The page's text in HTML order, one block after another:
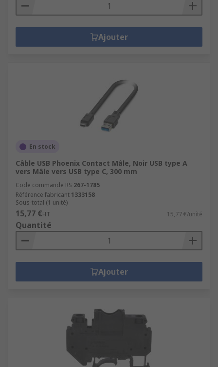
Ajouter
En stock
Câble USB Phoenix Contact Mâle, Noir USB type A
vers Mâle vers USB type C, 300 mm
Code commande RS 267-1785
Référence fabricant 1333158
Sous-total (1 unité)
15,77 €HT 15,77 €/unité
Quantité
Ajouter